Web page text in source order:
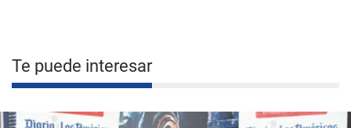
Te puede interesar